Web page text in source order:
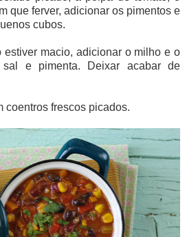
que ferver, adicionar os pimentos e
cubos.
estiver macio, adicionar o milho e o
sal e pimenta. Deixar acabar de
coentros frescos picados.